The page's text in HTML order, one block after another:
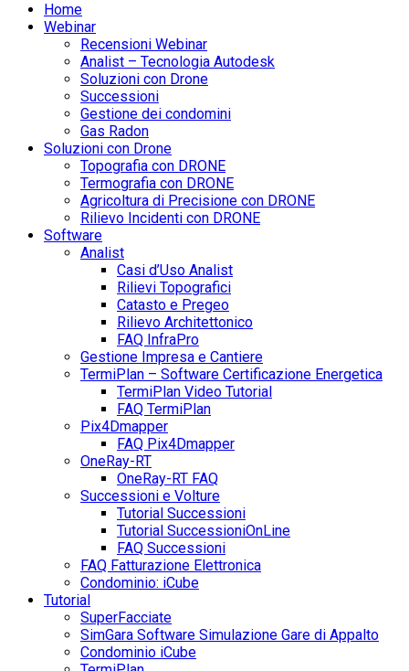
Home
Webinar
Recensioni Webinar
Analist – Tecnologia Autodesk
Soluzioni con Drone
Successioni
Gestione dei condomini
Gas Radon
Soluzioni con Drone
Topografia con DRONE
Termografia con DRONE
Agricoltura di Precisione con DRONE
Rilievo Incidenti con DRONE
Software
Analist
Casi d’Uso Analist
Rilievi Topografici
Catasto e Pregeo
Rilievo Architettonico
FAQ InfraPro
Gestione Impresa e Cantiere
TermiPlan – Software Certificazione Energetica
TermiPlan Video Tutorial
FAQ TermiPlan
Pix4Dmapper
FAQ Pix4Dmapper
OneRay-RT
OneRay-RT FAQ
Successioni e Volture
Tutorial Successioni
Tutorial SuccessioniOnLine
FAQ Successioni
FAQ Fatturazione Elettronica
Condominio: iCube
Tutorial
SuperFacciate
SimGara Software Simulazione Gare di Appalto
Condominio iCube